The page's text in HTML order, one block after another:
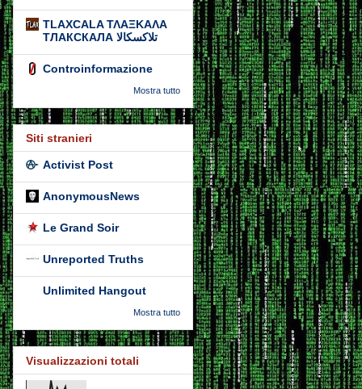
TLAXCALA ΤΛΑΞΚΑΛΑ
ТЛАКСКАЛА تلاكسكالا
Controinformazione
Mostra tutto
Siti stranieri
Activist Post
AnonymousNews
Le Grand Soir
Unreported Truths
Unlimited Hangout
Mostra tutto
Visualizzazioni totali